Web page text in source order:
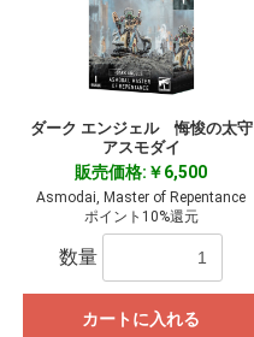
ダーク エンジェル 悔悛の太守
アスモダイ
販売価格:￥6,500
Asmodai, Master of Repentance
ポイント10%還元
数量
カートに入れる